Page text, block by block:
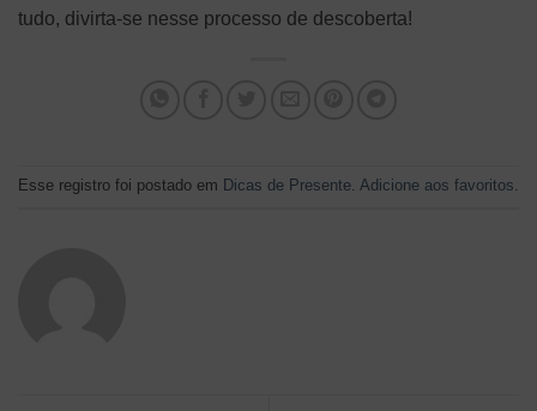
tudo, divirta-se nesse processo de descoberta!
Esse registro foi postado em Dicas de Presente Adicione aos favoritos